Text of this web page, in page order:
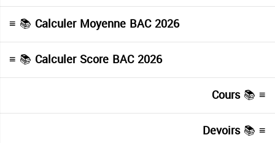
≡ 📚 Calculer Moyenne BAC 2026
≡ 📚 Calculer Score BAC 2026
≡ 📚
Cours
≡ 📚
Devoirs